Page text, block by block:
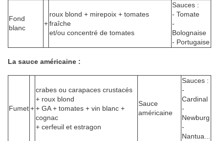
Fond
blanc
+
roux blond + mirepoix + tomates
fraîche
et/ou concentré de tomates
Sauces :
- Tomate
-
Bolognaise
- Portugaise
La sauce américaine :
Fumet+
crabes ou carapaces crustacés
+ roux blond
+ GA + tomates + vin blanc +
cognac
+ cerfeuil et estragon
Sauce
américaine
Sauces :
-
Cardinal
-
Newburg
-
Nantua...